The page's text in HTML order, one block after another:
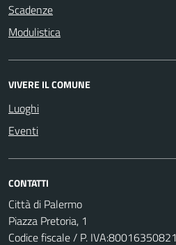
Scadenze
Modulistica
VIVERE IL COMUNE
Luoghi
Eventi
CONTATTI
Città di Palermo
Piazza Pretoria, 1
Codice fiscale / P. IVA:80016350821